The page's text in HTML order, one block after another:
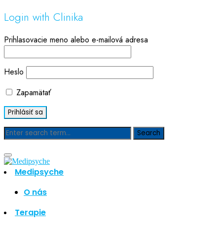
Login with Clinika
Prihlasovacie meno alebo e-mailová adresa
Heslo
Zapamätať
Medipsyche
O nás
Terapie
Blog
Hľadať
Najnovšie články